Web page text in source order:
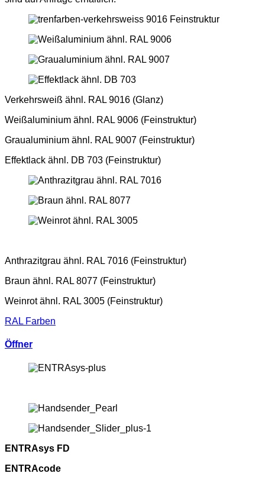
Verkehrsweiß ähnl. RAL 9016 (Glanz)
Weißaluminium ähnl. RAL 9006 (Feinstruktur)
Graualuminium ähnl. RAL 9007 (Feinstruktur)
Effektlack ähnl. DB 703 (Feinstruktur)
Anthrazitgrau ähnl. RAL 7016 (Feinstruktur)
Braun ähnl. RAL 8077 (Feinstruktur)
Weinrot ähnl. RAL 3005 (Feinstruktur)
RAL Farben
Öffner
ENTRAsys FD
ENTRAcode